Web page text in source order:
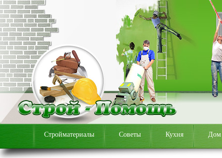
Стройматериалы Советы Кухня Дом